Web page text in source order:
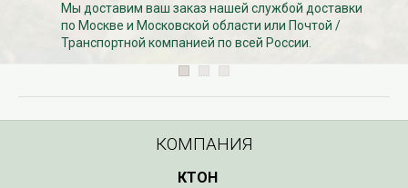
Мы доставим ваш заказ нашей службой доставки
по Москве и Московской области или Почтой /
Транспортной компанией по всей России.
КОМПАНИЯ
КТОН